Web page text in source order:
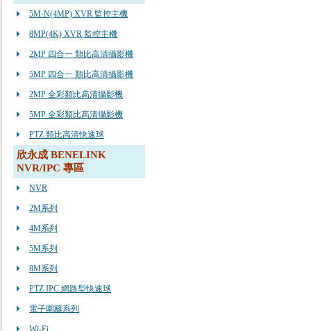
5M-N(4MP) XVR 監控主機
8MP(4K) XVR 監控主機
2MP 四合一 類比高清攝影機
5MP 四合一 類比高清攝影機
2MP 全彩類比高清攝影機
5MP 全彩類比高清攝影機
PTZ 類比高清快速球
欣永成 BENELINK
NVR/IPC 專區
NVR
2M系列
4M系列
5M系列
8M系列
PTZ IPC 網路型快速球
電子圍籬系列
Wi-Fi